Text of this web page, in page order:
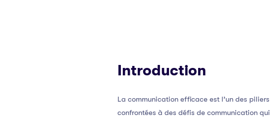
Introduction
La communication efficace est l’un des
confrontées à des défis de communication